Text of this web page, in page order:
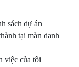
sách dự án
tại màn danh
việc của tôi